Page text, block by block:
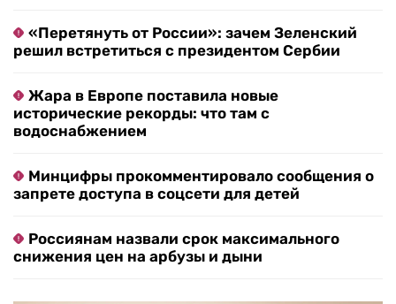
«Перетянуть от России»: зачем Зеленский
решил встретиться с президентом Сербии
Жара в Европе поставила новые
исторические рекорды: что там с
водоснабжением
Минцифры прокомментировало сообщения о
запрете доступа в соцсети для детей
Россиянам назвали срок максимального
снижения цен на арбузы и дыни